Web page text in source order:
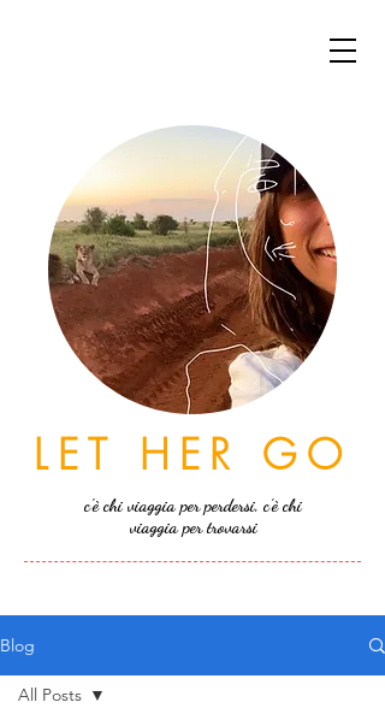
LET HER GO
c'è chi viaggia per perdersi, c'è chi
viaggia per trovarsi
Blog
All Posts